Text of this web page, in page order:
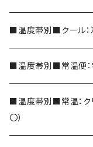
シェイク
玉露
玄米茶
ほうじ茶
和紅茶
■温度帯別■クール：
■温度帯別■常温便：
■温度帯別■常温：ク
〇）